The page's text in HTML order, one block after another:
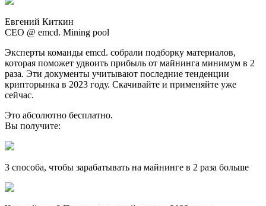
Евгений Киткин
CEO @ emcd. Mining pool
Эксперты команды emcd. собрали подборку материалов,
которая поможет удвоить прибыль от майнинга минимум в 2
раза. Эти документы учитывают последние тенденции
крипторынка в 2023 году. Скачивайте и применяйте уже
сейчас.
Это абсолютно бесплатно.
Вы получите:
3 способа, чтобы зарабатывать на майнинге в 2 раза больше